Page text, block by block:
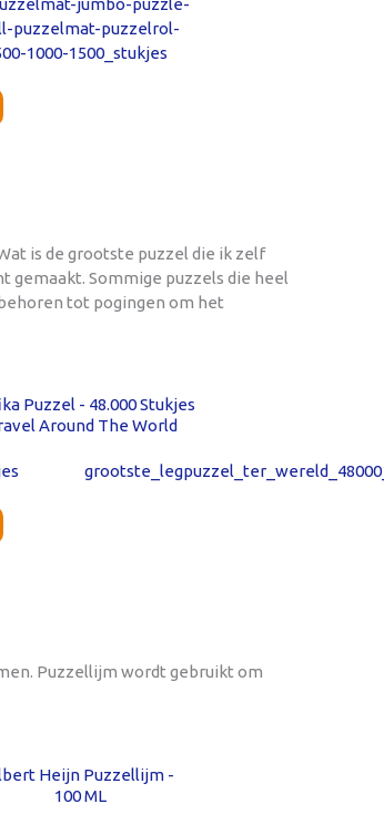
is de grootste puzzel die ik zelf
gemaakt. Sommige puzzels die heel
tot pogingen om het
Puzzel - 48.000 Stukjes
Around The World
Puzzellijm wordt gebruikt om
Heijn Puzzellijm -
100 ML